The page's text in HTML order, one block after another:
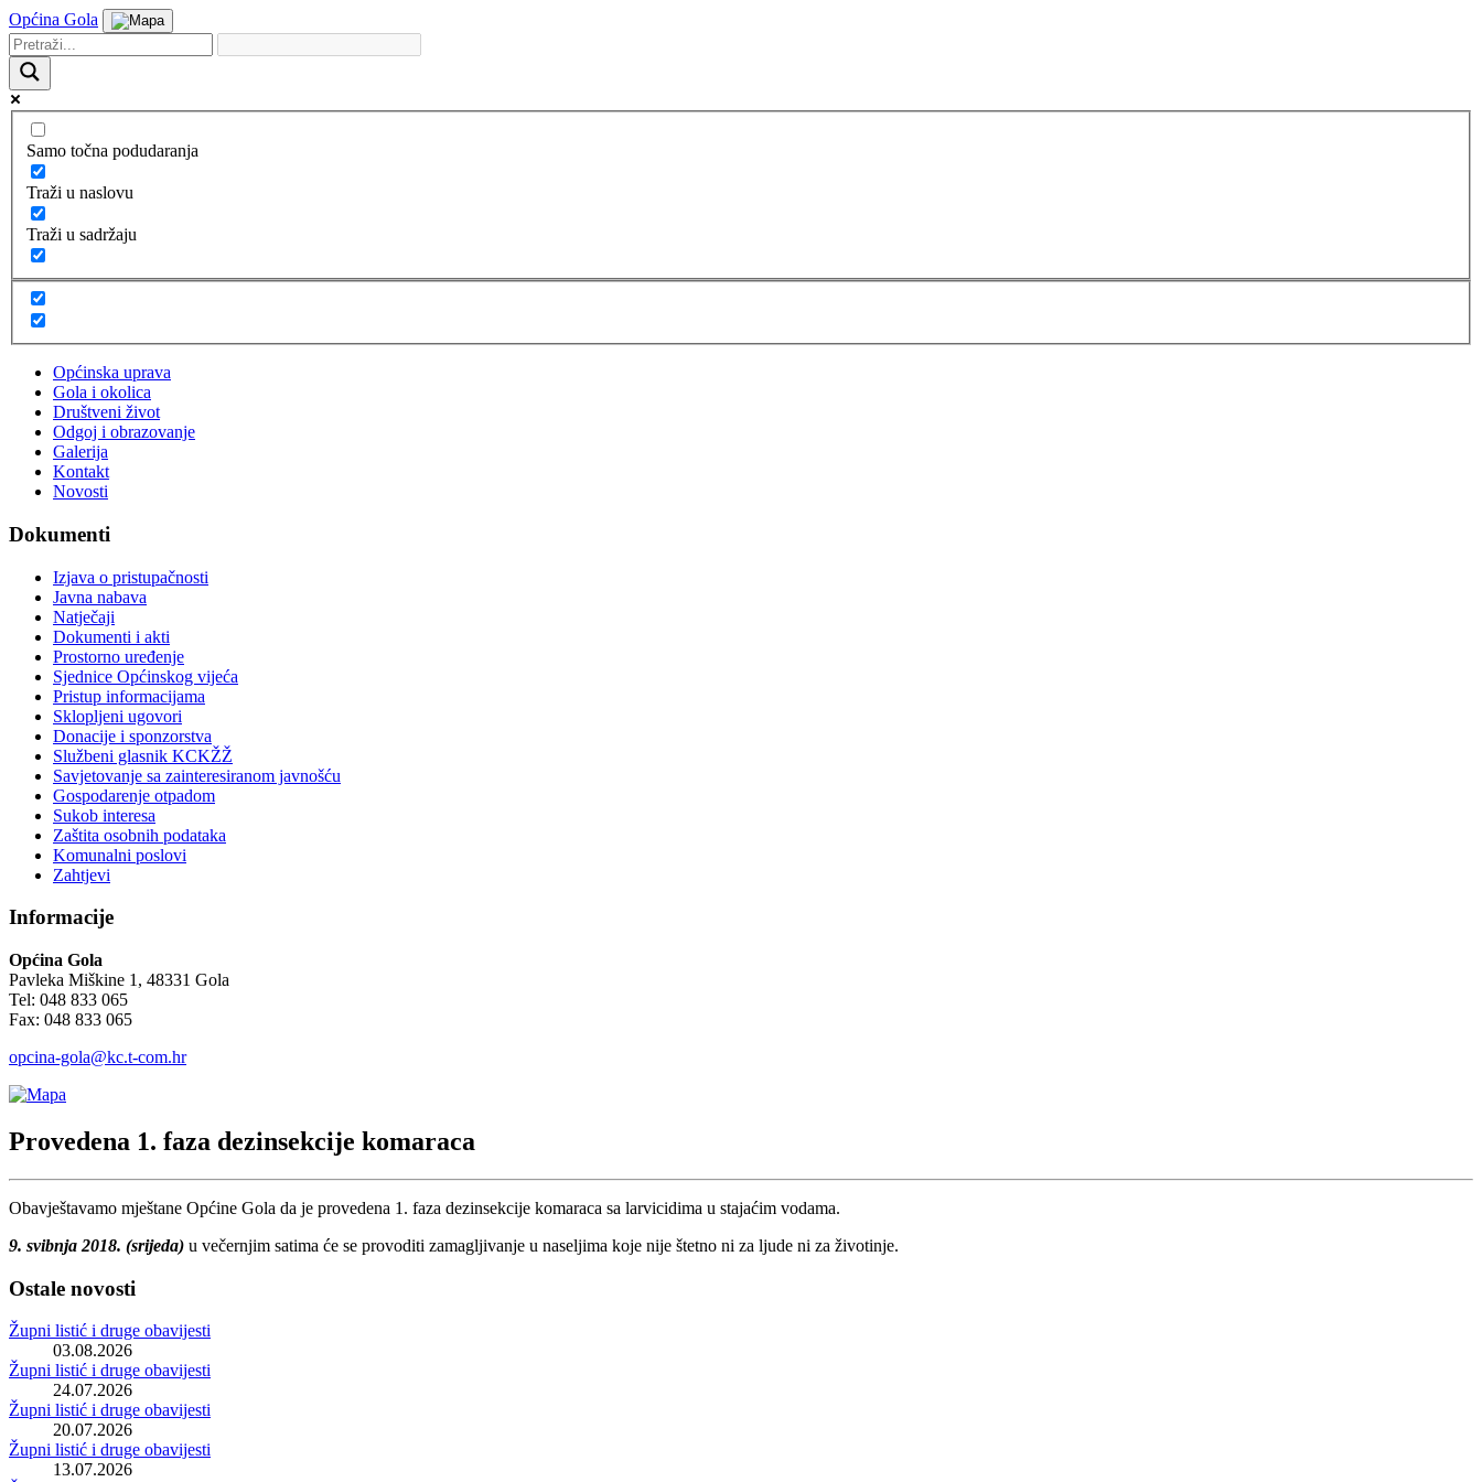
Općina Gola
Samo točna podudaranja
Traži u naslovu
Traži u sadržaju
Općinska uprava
Gola i okolica
Društveni život
Odgoj i obrazovanje
Galerija
Kontakt
Novosti
Dokumenti
Izjava o pristupačnosti
Javna nabava
Natječaji
Dokumenti i akti
Prostorno uređenje
Sjednice Općinskog vijeća
Pristup informacijama
Sklopljeni ugovori
Donacije i sponzorstva
Službeni glasnik KCKŽŽ
Savjetovanje sa zainteresiranom javnošću
Gospodarenje otpadom
Sukob interesa
Zaštita osobnih podataka
Komunalni poslovi
Zahtjevi
Informacije
Općina Gola
Pavleka Miškine 1, 48331 Gola
Tel: 048 833 065
Fax: 048 833 065
opcina-gola@kc.t-com.hr
Provedena 1. faza dezinsekcije komaraca
Obavještavamo mještane Općine Gola da je provedena 1. faza dezinsekcije komaraca sa larvicidima u stajaćim vodama.
9. svibnja 2018. (srijeda) u večernjim satima će se provoditi zamagljivanje u naseljima koje nije štetno ni za ljude ni za životinje.
Ostale novosti
Župni listić i druge obavijesti
03.08.2026
Župni listić i druge obavijesti
24.07.2026
Župni listić i druge obavijesti
20.07.2026
Župni listić i druge obavijesti
13.07.2026